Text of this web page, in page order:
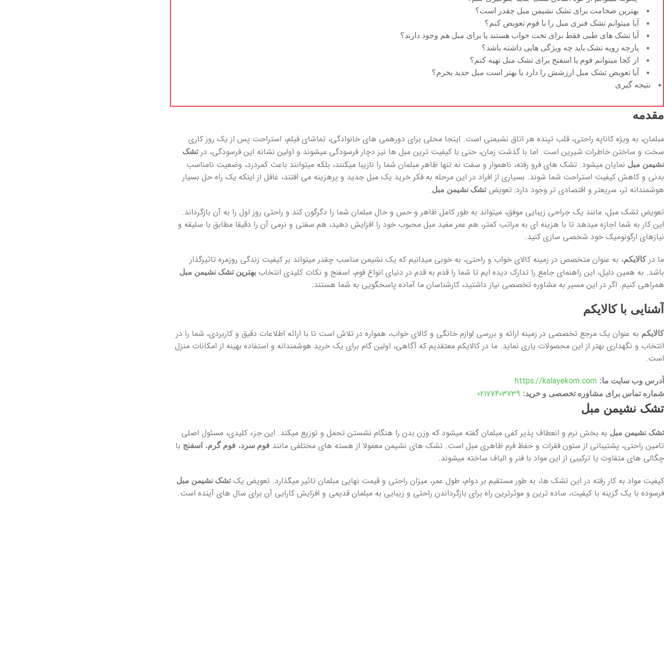
بهترین ضخامت برای تشک نشیمن مبل چقدر است؟
آیا میتوانم تشک فنری مبل را با فوم تعویض کنم؟
آیا تشک های طبی فقط برای تخت خواب هستند یا برای مبل هم وجود دارند؟
پارچه رویه تشک باید چه ویژگی هایی داشته باشد؟
از کجا میتوانم فوم یا اسفنج برای تشک مبل تهیه کنم؟
آیا تعویض تشک مبل ارزشش را دارد یا بهتر است مبل جدید بخرم؟
نتیجه گیری
مقدمه
مبلمان، به ویژه کاناپه راحتی، قلب تپنده هر اتاق نشیمنی است. اینجا محلی برای دورهمی های خانوادگی، تماشای فیلم، استراحت پس از یک روز کاری
سخت و ساختن خاطرات شیرین است. اما با گذشت زمان، حتی با کیفیت ترین مبل ها نیز دچار فرسودگی میشوند و اولین نشانه این فرسودگی، درتشک
نشیمن مبل نمایان میشود. تشک های فرو رفته، ناهموار و سفت نه تنها ظاهر مبلمان شما را نازیبا میکنند، بلکه میتوانند باعث کمردرد، وضعیت نامناسب
بدنی و کاهش کیفیت استراحت شما شوند. بسیاری از افراد در این مرحله به فکر خرید یک مبل جدید و پرهزینه می افتند، غافل از اینکه یک راه حل بسیار
هوشمندانه تر، سریعتر و اقتصادی تر وجود دارد: تعویضتشک نشیمن مبل.
تعویض تشک مبل، مانند یک جراحی زیبایی موفق، میتواند به طور کامل ظاهر و حس و حال مبلمان شما را دگرگون کند و راحتی روز اول را به آن بازگرداند.
این کار به شما اجازه میدهد تا با هزینه ای به مراتب کمتر، هم عمر مفید مبل محبوب خود را افزایش دهید، هم سفتی و نرمی آن را دقیقا مطابق با سلیقه و
نیازهای ارگونومیک خود شخصی سازی کنید.
ما درکالایکم، به عنوان متخصص در زمینه کالای خواب و راحتی، به خوبی میدانیم که یک نشیمن مناسب چقدر میتواند بر کیفیت زندگی روزمره تاثیرگذار
باشد. به همین دلیل، این راهنمای جامع را تدارک دیده ایم تا شما را قدم به قدم در دنیای انواع فوم، اسفنج و نکات کلیدی انتخاب بهترین تشک نشیمن مبل
همراهی کنیم. اگر در این مسیر به مشاوره تخصصی نیاز داشتید، کارشناسان ما آماده پاسخگویی به شما هستند.
آشنایی با کالایکم
کالایکم به عنوان یک مرجع تخصصی در زمینه ارائه و بررسی لوازم خانگی و کالای خواب، همواره در تلاش است تا با ارائه اطلاعات دقیق و کاربردی، شما را در
انتخاب و نگهداری بهتر از این محصولات یاری نماید. ما در کالایکم معتقدیم که آگاهی، اولین گام برای یک خرید هوشمندانه و استفاده بهینه از امکانات منزل
است.
آدرس وب سایت ما:
شماره تماس برای مشاوره تخصصی و خرید: 02177403739
تشک نشیمن مبل
تشک نشیمن مبل به بخش نرم و انعطاف پذیر کفی مبلمان گفته میشود که وزن بدن را هنگام نشستن تحمل و توزیع میکند. این جزء کلیدی، مسئول اصلی
تامین راحتی، پشتیبانی از ستون فقرات و حفظ فرم ظاهری مبل است. تشک های نشیمن معمولا از هسته های مختلفی مانند فوم سرد، فوم گرم، اسفنج با
چگالی های متفاوت یا ترکیبی از این مواد با فنر و الیاف ساخته میشوند.
کیفیت مواد به کار رفته در این تشک ها، به طور مستقیم بر دوام، طول عمر، میزان راحتی و قیمت نهایی مبلمان تاثیر میگذارد. تعویض یکتشک نشیمن مبل
فرسوده با یک گزینه با کیفیت، ساده ترین و موثرترین راه برای بازگرداندن راحتی و زیبایی به مبلمان قدیمی و افزایش کارایی آن برای سال های آینده است.